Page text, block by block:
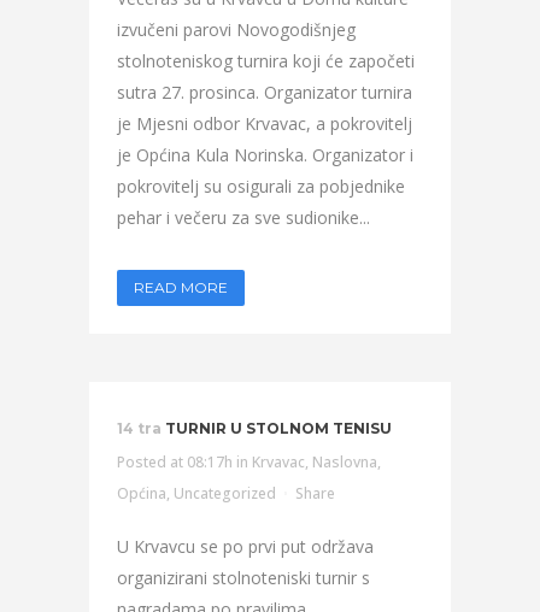
izvučeni parovi Novogodišnjeg
stolnoteniskog turnira koji će započeti
sutra 27. prosinca. Organizator turnira
je Mjesni odbor Krvavac, a pokrovitelj
je Općina Kula Norinska. Organizator i
pokrovitelj su osigurali za pobjednike
pehar i večeru za sve sudionike...
READ MORE
14 tra TURNIR U STOLNOM TENISU
Posted at 08:17h in Krvavac, Naslovna,
Općina, Uncategorized Share
U Krvavcu se po prvi put održava
organizirani stolnoteniski turnir s